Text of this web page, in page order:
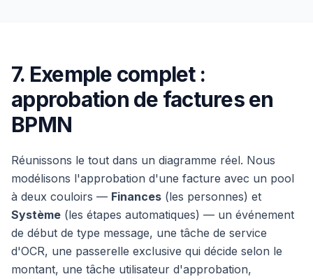
7. Exemple complet :
approbation de factures en
BPMN
Réunissons le tout dans un diagramme réel. Nous
modélisons l'approbation d'une facture avec un pool
à deux couloirs — Finances (les personnes) et
Système (les étapes automatiques) — un événement
de début de type message, une tâche de service
d'OCR, une passerelle exclusive qui décide selon le
montant, une tâche utilisateur d'approbation,